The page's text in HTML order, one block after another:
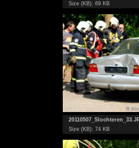
Size (KB): 69 KB
Size (KB): 74 KB